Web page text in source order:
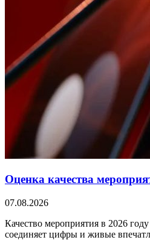
Оценка качества
07.08.2026
Качество мероприятия в 2026
соединяет цифры и живые